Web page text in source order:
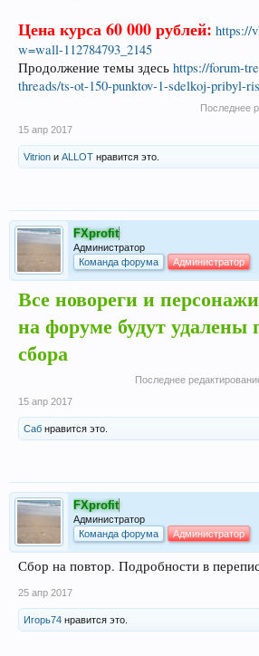
Цена курса 60 000 рублей: https://
w=wall-112784793_2145
Продолжение темы здесь https://forum-
threads/ts-ot-150-punktov-1-sdelkoj-pribyl-
Последнее
15 апр 2017
Vitrion и ALLOT нравится это.
FXprofit
Администратор
Команда форума
Администратор
Все новореги и
на форуме будут удалены
сбора
Последнее
15 апр 2017
Саб нравится это.
FXprofit
Администратор
Команда форума
Администратор
Сбор на повтор. Подробности в
25 апр 2017
Игорь74 нравится это.